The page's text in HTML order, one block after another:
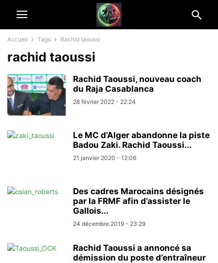
Accueil Tags Rachid taoussi
rachid taoussi
Rachid Taoussi, nouveau coach
du Raja Casablanca
28 février 2022 - 22:24
Le MC d’Alger abandonne la piste
Badou Zaki. Rachid Taoussi...
21 janvier 2020 - 12:06
Des cadres Marocains désignés
par la FRMF afin d’assister le
Gallois...
24 décembre 2019 - 23:29
Rachid Taoussi a annoncé sa
démission du poste d’entraîneur